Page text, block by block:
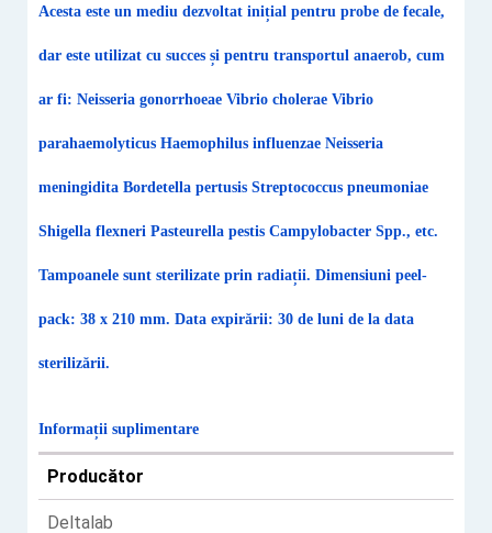
Acesta este un mediu dezvoltat inițial pentru probe de fecale,
dar este utilizat cu succes și pentru transportul anaerob, cum
ar fi: Neisseria gonorrhoeae Vibrio cholerae Vibrio
parahaemolyticus Haemophilus influenzae Neisseria
meningidita Bordetella pertusis Streptococcus pneumoniae
Shigella flexneri Pasteurella pestis Campylobacter Spp., etc.
Tampoanele sunt sterilizate prin radiații. Dimensiuni peel-
pack: 38 x 210 mm. Data expirării: 30 de luni de la data
sterilizării.
Informații suplimentare
Producător
Deltalab